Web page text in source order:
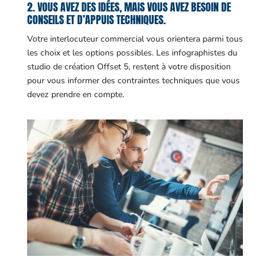
2. VOUS AVEZ DES IDÉES, MAIS VOUS AVEZ BESOIN DE
CONSEILS ET D’APPUIS TECHNIQUES.
Votre interlocuteur commercial vous orientera parmi tous
les choix et les options possibles. Les infographistes du
studio de création Offset 5, restent à votre disposition
pour vous informer des contraintes techniques que vous
devez prendre en compte.